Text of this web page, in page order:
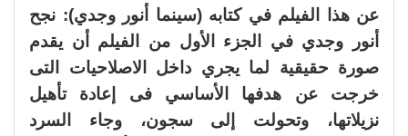
عن هذا الفيلم في كتابه (سينما أنور وجدي): نجح
أنور وجدي في الجزء الأول من الفيلم أن يقدم
صورة حقيقية لما يجري داخل الاصلاحيات التى
خرجت عن هدفها الأساسي فى إعادة تأهيل
نزيلاتها، وتحولت إلى سجون، وجاء السرد